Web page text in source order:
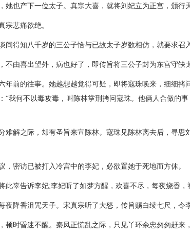
也产下一位太子。真宗大喜，就将刘妃立为正宫，颁行
宗悲痛欲绝。
得知八千岁的三公子恰与已故太子岁数相仿，就要求召
由喜出望外，病也好了，即传旨将三公子封为东宫守缺
前的往事。她越想越觉得可疑，即将寇珠唤来，细细拷
我何不以毒攻毒，叫陈林掌刑拷问寇珠。他俩人合做的
难解之际，却有圣旨来宣陈林。寇珠见陈林离去后，寻思
密访已被打入冷宫中的李妃，必欲置她于死地而方休。
辜告诉李妃;李妃听了如梦方醒，欢喜不尽，每夜烧香，
降香沮咒天子。宋真宗听了大怒，传旨赐白绫七尺，令
时昏迷不醒。秦凤正慌乱之际，只见丫环余忠匆匆赶来